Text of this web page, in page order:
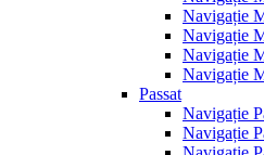
Navigație
Navigație
Navigație
Navigație
Passat
Navigație
Navigație